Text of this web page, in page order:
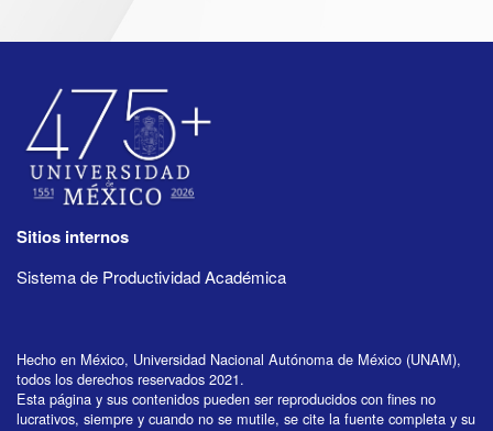
Sitios internos
Sistema de Productividad Académica
Hecho en México, Universidad Nacional Autónoma de México (UNAM),
todos los derechos reservados 2021.
Esta página y sus contenidos pueden ser reproducidos con fines no
lucrativos, siempre y cuando no se mutile, se cite la fuente completa y su